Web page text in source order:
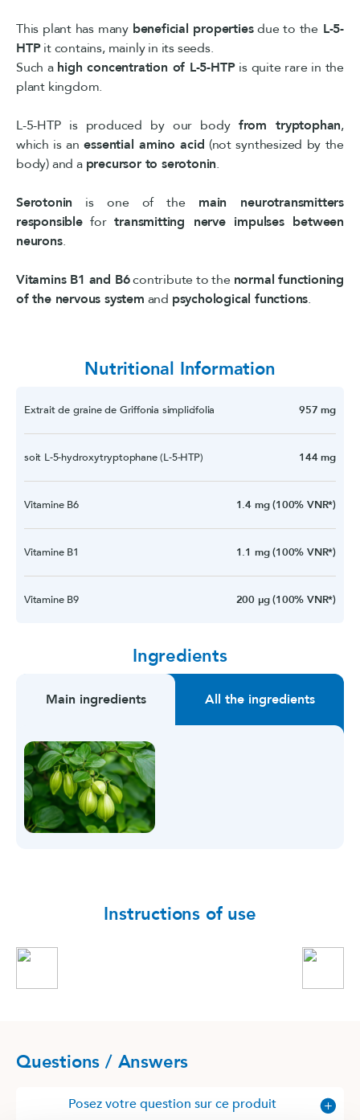
This plant has many beneficial propertiesdue to the L-5-
HTPit contains, mainly in its seeds.
Such a high concentration of L-5-HTPis quite rare in the
plant kingdom.
L-5-HTP is produced by our body from tryptophan,
which is anessential amino acid (not synthesized by the
body) and a precursor to serotonin.
Serotonin is one of the main neurotransmitters
responsiblefortransmitting nerve impulses between
neurons.
Vitamins B1 and B6contribute to the normal functioning
of the nervous system and psychological functions.
Nutritional Information
Extrait de graine de Griffonia simplicifolia 957 mg
soit L-5-hydroxytryptophane (L-5-HTP) 144 mg
Vitamine B6 1.4 mg (100% VNR*)
Vitamine B1 1.1 mg (100% VNR*)
Vitamine B9 200 µg (100% VNR*)
Ingredients
Main ingredients All the ingredients
Instructions of use
Questions / Answers
Posez votre question sur ce produit